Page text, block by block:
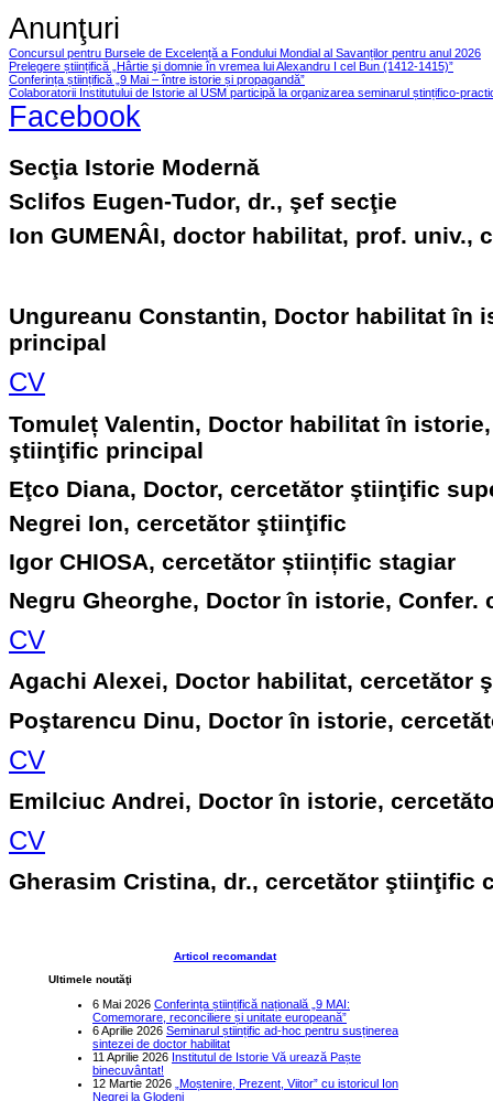
Anunţuri
Concursul pentru Bursele de Excelență a Fondului Mondial al Savanților pentru anul 2026
Prelegere științifică „Hârtie şi domnie în vremea lui Alexandru I cel Bun (1412-1415)”
Conferința științifică „9 Mai – între istorie și propagandă”
Colaboratorii Institutului de Istorie al USM participă la organizarea seminarul ștințifico-
Facebook
Secţia Istorie Modernă
Sclifos Eugen-Tudor, dr., şef secţie
Ion GUMENÂI, doctor habilitat, prof.
Ungureanu Constantin, Doctor habilitat în
principal
CV
Tomuleț Valentin, Doctor habilitat în
ştiinţific principal
Eţco Diana, Doctor, cercetător ştiinţific
Negrei Ion, cercetător ştiinţific
Igor CHIOSA, cercetător științific stagiar
Negru Gheorghe, Doctor în istorie,
CV
Agachi Alexei, Doctor habilitat, cercetător
Poştarencu Dinu, Doctor în istorie,
CV
Emilciuc Andrei, Doctor în istorie,
CV
Gherasim Cristina, dr., cercetător ştiinţific
Articol recomandat
Ultimele noutăţi
6 Mai 2026 Conferința științifică națională „9 MAI:
Comemorare, reconciliere și unitate europeană”
6 Aprilie 2026 Seminarul științific ad-hoc pentru susținerea
sintezei de doctor habilitat
11 Aprilie 2026 Institutul de Istorie Vă urează Paște
binecuvântat!
12 Martie 2026 „Moștenire, Prezent, Viitor” cu istoricul Ion
Negrei la Glodeni